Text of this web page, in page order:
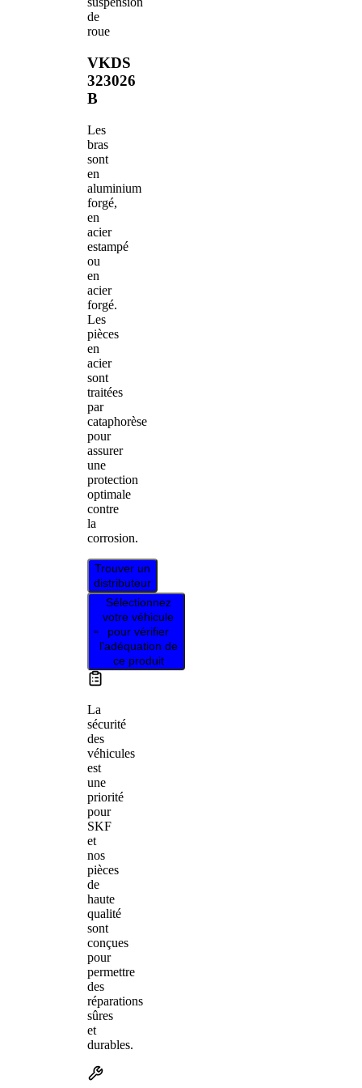
de
roue
VKDS
323026
B
Les
bras
sont
en
aluminium
forgé,
en
acier
estampé
ou
en
acier
forgé.
Les
pièces
en
acier
sont
traitées
par
cataphorèse
pour
assurer
une
protection
optimale
contre
la
corrosion.
Trouver un
distributeur
Sélectionnez
votre véhicule
pour vérifier
l’adéquation de
ce produit
La
sécurité
des
véhicules
est
une
priorité
pour
SKF
et
nos
pièces
de
haute
qualité
sont
conçues
pour
permettre
des
réparations
sûres
et
durables.